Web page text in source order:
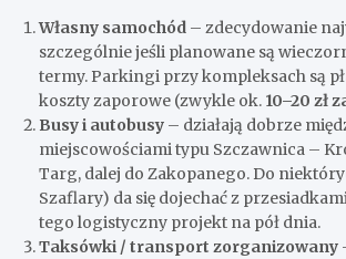
Własny samochód – zdecydowanie
szczególnie jeśli planowane są
termy. Parkingi przy kompleksach są
koszty zaporowe (zwykle ok. 10–20 zł
Busy i autobusy – działają dobrze
miejscowościami typu Szczawnica –
Targ, dalej do Zakopanego. Do
Szaflary) da się dojechać z
tego logistyczny projekt na pół dnia.
Taksówki / transport zorganizowany